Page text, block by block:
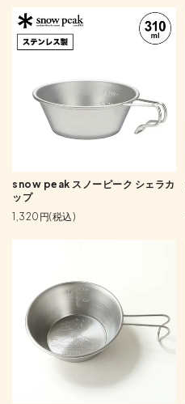
snow peak スノーピーク シェラカ
ップ
1,320円(税込)